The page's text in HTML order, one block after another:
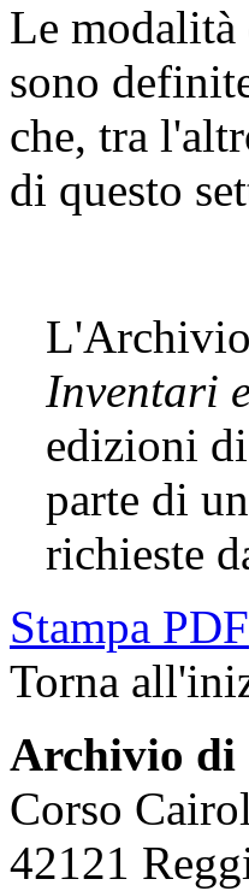
Le
sono
che, tra
di questo
Inventari
edizioni
parte di un
richieste
Stampa PDF
Torna
Archivio di
Corso
42121